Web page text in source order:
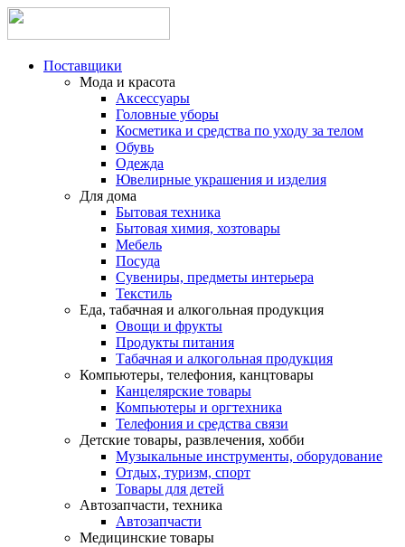
Поставщики
Мода и красота
Аксессуары
Головные уборы
Косметика и средства по уходу за телом
Обувь
Одежда
Ювелирные украшения и изделия
Для дома
Бытовая техника
Бытовая химия, хозтовары
Мебель
Посуда
Сувениры, предметы интерьера
Текстиль
Еда, табачная и алкогольная продукция
Овощи и фрукты
Продукты питания
Табачная и алкогольная продукция
Компьютеры, телефония, канцтовары
Канцелярские товары
Компьютеры и оргтехника
Телефония и средства связи
Детские товары, развлечения, хобби
Музыкальные инструменты, оборудование
Отдых, туризм, спорт
Товары для детей
Автозапчасти, техника
Автозапчасти
Медицинские товары